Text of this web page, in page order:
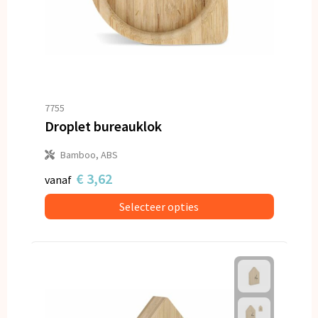
7755
Droplet bureauklok
Bamboo, ABS
vanaf € 3,62
Selecteer opties